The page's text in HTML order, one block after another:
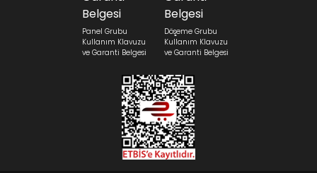
Panel Grubu
Kullanım Klavuzu
ve Garanti Belgesi
Döşeme Grubu
Kullanım Klavuzu
ve Garanti Belgesi